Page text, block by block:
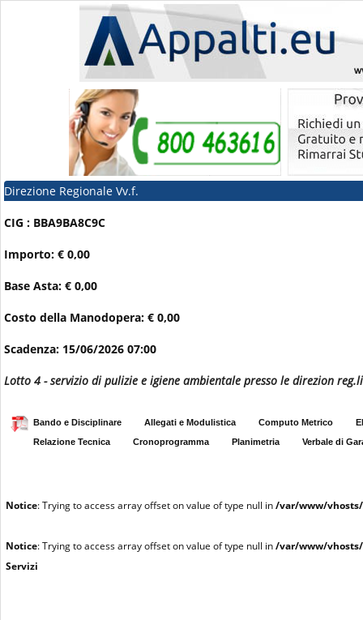
Direzione Regionale Vv.f.
CIG : BBA9BA8C9C
Importo: € 0,00
Base Asta: € 0,00
Costo della Manodopera: € 0,00
Scadenza: 15/06/2026 07:00
Lotto 4 - servizio di pulizie e igiene ambientale presso le direzion
Bando e Disciplinare Allegati e Modulistica Computo Metrico
Relazione Tecnica
Cronoprogramma Planimetria Verbale di
Notice: Trying to access array offset on value of type null in/var/www/
Notice: Trying to access array offset on value of type null in/var/www/
Servizi